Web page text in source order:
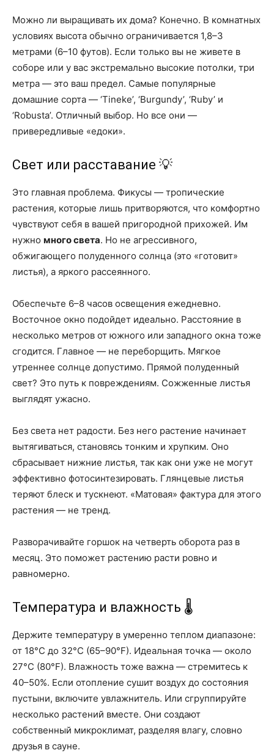
Можно ли выращивать их дома? Конечно. В комнатных
условиях высота обычно ограничивается 1,8–3
метрами (6–10 футов). Если только вы не живете в
соборе или у вас экстремально высокие потолки, три
метра — это ваш предел. Самые популярные
домашние сорта — ‘Tineke’, ‘Burgundy’, ‘Ruby’ и
‘Robusta’. Отличный выбор. Но все они —
привередливые «едоки».
Свет или расставание 💡
Это главная проблема. Фикусы — тропические
растения, которые лишь притворяются, что комфортно
чувствуют себя в вашей пригородной прихожей. Им
нужно много света. Но не агрессивного,
обжигающего полуденного солнца (это «готовит»
листья), а яркого рассеянного.
Обеспечьте 6–8 часов освещения ежедневно.
Восточное окно подойдет идеально. Расстояние в
несколько метров от южного или западного окна тоже
сгодится. Главное — не переборщить. Мягкое
утреннее солнце допустимо. Прямой полуденный
свет? Это путь к повреждениям. Сожженные листья
выглядят ужасно.
Без света нет радости. Без него растение начинает
вытягиваться, становясь тонким и хрупким. Оно
сбрасывает нижние листья, так как они уже не могут
эффективно фотосинтезировать. Глянцевые листья
теряют блеск и тускнеют. «Матовая» фактура для этого
растения — не тренд.
Разворачивайте горшок на четверть оборота раз в
месяц. Это поможет растению расти ровно и
равномерно.
Температура и влажность 🌡️
Держите температуру в умеренно теплом диапазоне:
от 18°C до 32°C (65–90°F). Идеальная точка — около
27°C (80°F). Влажность тоже важна — стремитесь к
40–50%. Если отопление сушит воздух до состояния
пустыни, включите увлажнитель. Или сгруппируйте
несколько растений вместе. Они создают
собственный микроклимат, разделяя влагу, словно
друзья в сауне.